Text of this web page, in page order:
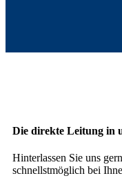
Die direkte Leitung in
Hinterlassen Sie uns
schnellstmöglich bei